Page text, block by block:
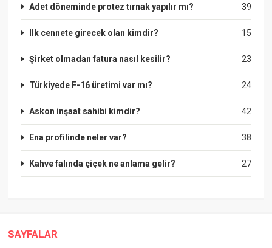
39
Adet döneminde protez tırnak yapılır mı?
15
Ilk cennete girecek olan kimdir?
23
Şirket olmadan fatura nasıl kesilir?
24
Türkiyede F-16 üretimi var mı?
42
Askon inşaat sahibi kimdir?
38
Ena profilinde neler var?
27
Kahve falında çiçek ne anlama gelir?
SAYFALAR